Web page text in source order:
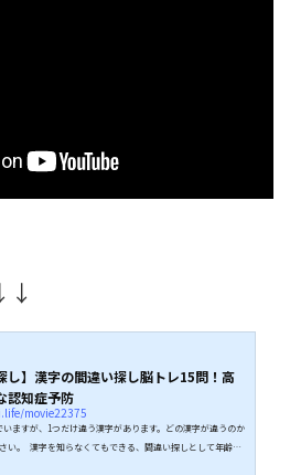
し】漢字の間違い探し脳トレ15問！高
認知症予防
movie22375
ますが、1つだけ違う漢字があります。どの漢字が違うのか
い。 漢字を知らなくてもできる、間違い探しとして年齢を